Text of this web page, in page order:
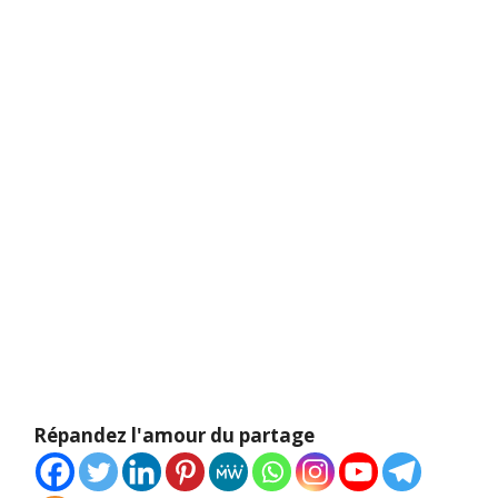
Répandez l'amour du partage